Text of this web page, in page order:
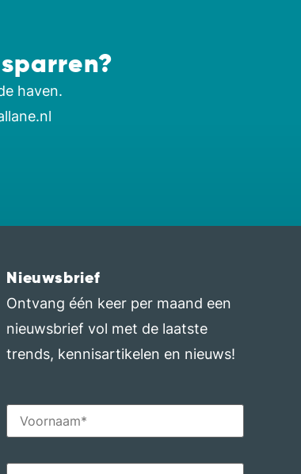
haven.
Nieuwsbrief
Ontvang één keer per maand een
nieuwsbrief vol met de laatste
trends, kennisartikelen en nieuws!